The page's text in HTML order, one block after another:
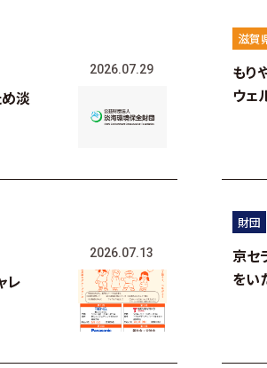
2026.07.29
め淡
滋賀
もり
ウェ
2026.07.13
レ
財団
京セ
をい